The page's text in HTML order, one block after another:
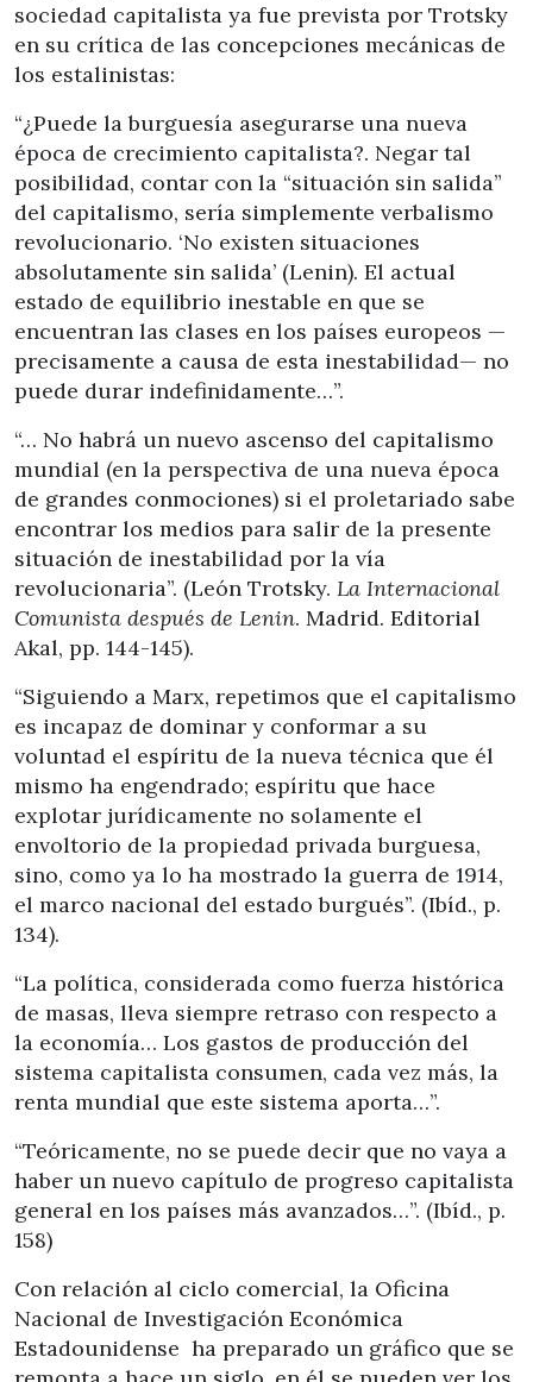
sociedad capitalista ya fue prevista por Trotsky
en su crítica de las concepciones mecánicas de
los estalinistas:
“¿Puede la burguesía asegurarse una nueva
época de crecimiento capitalista?. Negar tal
posibilidad, contar con la “situación sin salida”
del capitalismo, sería simplemente verbalismo
revolucionario. ‘No existen situaciones
absolutamente sin salida’ (Lenin). El actual
estado de equilibrio inestable en que se
encuentran las clases en los países europeos —
precisamente a causa de esta inestabilidad— no
puede durar indefinidamente…”.
“… No habrá un nuevo ascenso del capitalismo
mundial (en la perspectiva de una nueva época
de grandes conmociones) si el proletariado sabe
encontrar los medios para salir de la presente
situación de inestabilidad por la vía
revolucionaria”. (León Trotsky. La Internacional
Comunista después de Lenin. Madrid. Editorial
Akal, pp. 144-145).
“Siguiendo a Marx, repetimos que el capitalismo
es incapaz de dominar y conformar a su
voluntad el espíritu de la nueva técnica que él
mismo ha engendrado; espíritu que hace
explotar jurídicamente no solamente el
envoltorio de la propiedad privada burguesa,
sino, como ya lo ha mostrado la guerra de 1914,
el marco nacional del estado burgués”. (Ibíd., p.
134).
“La política, considerada como fuerza histórica
de masas, lleva siempre retraso con respecto a
la economía… Los gastos de producción del
sistema capitalista consumen, cada vez más, la
renta mundial que este sistema aporta…”.
“Teóricamente, no se puede decir que no vaya a
haber un nuevo capítulo de progreso capitalista
general en los países más avanzados…”. (Ibíd., p.
158)
Con relación al ciclo comercial, la Oficina
Nacional de Investigación Económica
Estadounidense ha preparado un gráfico que se